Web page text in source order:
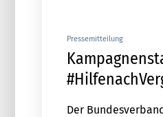
Pressemitteilung
Der